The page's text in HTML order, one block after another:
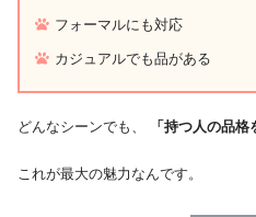
フォーマルにも対応
カジュアルでも品がある
どんなシーンでも、 「持つ人の品格
これが最大の魅力なんです。